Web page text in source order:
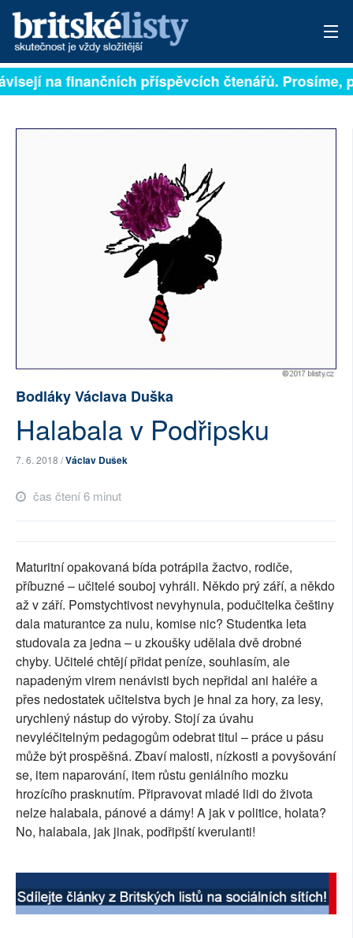
PŘIHLÁSIT
NEJČTENĚJŠÍ ZA 7 DNÍ
SOCIÁLNÍ SÍTĚ
RUBRIKY
PLNÁ VERZE STRÁNEK
na finančních příspěvcích čtenářů. Prosíme,
Bodláky Václava Duška
Halabala v Podřipsku
7. 6. 2018 /Václav Dušek
čas čtení 6 minut
Maturitní opakovaná bída potrápila žactvo, rodiče,
příbuzné – učitelé souboj vyhráli. Někdo prý září, a někdo
až v září. Pomstychtivost nevyhynula, podučitelka češtiny
dala maturantce za nulu, komise nic? Studentka leta
studovala za jedna – u zkoušky udělala dvě drobné
chyby. Učitelé chtějí přidat peníze, souhlasím, ale
napadeným virem nenávisti bych nepřidal ani haléře a
přes nedostatek učitelstva bych je hnal za hory, za lesy,
urychlený nástup do výroby. Stojí za úvahu
nevyléčitelným pedagogům odebrat titul – práce u pásu
může být prospěšná. Zbaví malosti, nízkosti a povyšování
se, item naparování, item růstu geniálního mozku
hrozícího prasknutím. Připravovat mladé lidi do života
nelze halabala, pánové a dámy! A jak v politice, holata?
No, halabala, jak jinak, podřipští kverulanti!